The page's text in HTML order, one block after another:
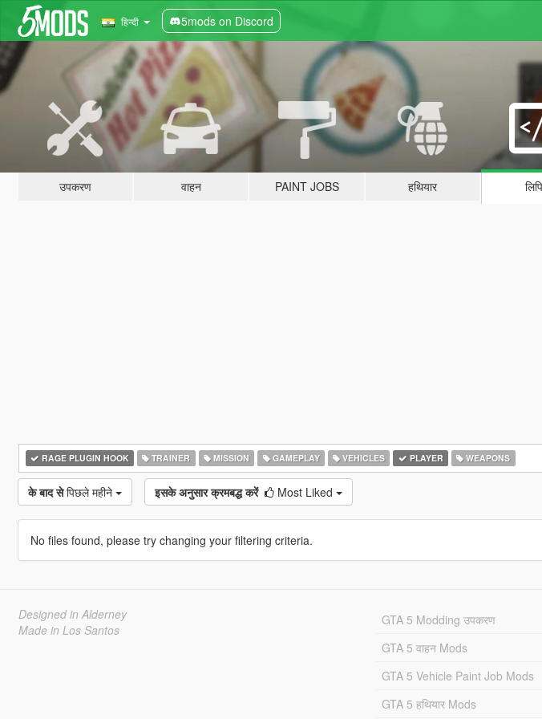
हिन्दी 5mods on Discord
उपकरण वाहन PAINT JOBS हथियार
RAGE PLUGIN HOOK TRAINER MISSION GAMEPLAY VEHICLES PLAYER WEAPONS
के बाद से पिछले महीने इसके अनुसार क्रमबद्ध करें Most Liked
No files found, please try changing your filtering criteria.
Designed in Alderney
Made in Los Santos
GTA 5 Modding उपकरण
GTA 5 वाहन Mods
GTA 5 Vehicle Paint Job Mods
GTA 5 हथियार Mods